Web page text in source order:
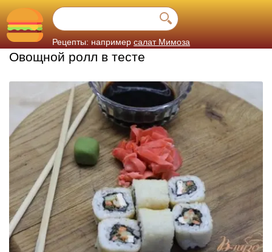
Рецепты: например салат Мимоза
Овощной ролл в тесте